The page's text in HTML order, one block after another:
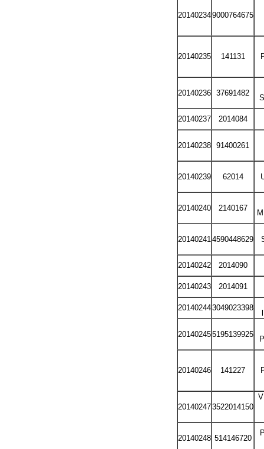
201402349000764675
20140235 141131
20140236 37691482
20140237 2014084
20140238 91400261
20140239 62014
20140240 2140167
20140241 4590448629
20140242 2014090
20140243 2014091
201402443049023398
201402455195139925
20140246 141227
201402473522014150
20140248 514146720